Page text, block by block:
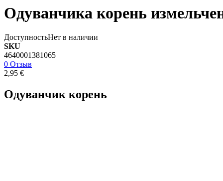
Одуванчика корень
ДоступностьНет в наличии
SKU
4640001381065
0 Отзыв
2,95 €
Одуванчик корень